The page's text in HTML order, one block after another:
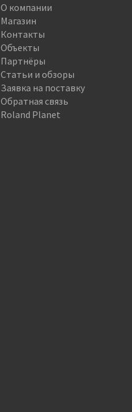
О компании
Магазин
Контакты
Объекты
Партнёры
Статьи и обзоры
Заявка на поставку
Обратная связь
Roland Planet